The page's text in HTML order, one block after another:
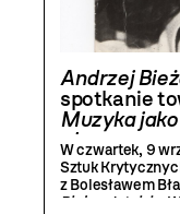
Andrzej
spotkanie
Muzyka
W czwartek, 9
Sztuk
z Bolesławem
Bieżan. Intuicja.